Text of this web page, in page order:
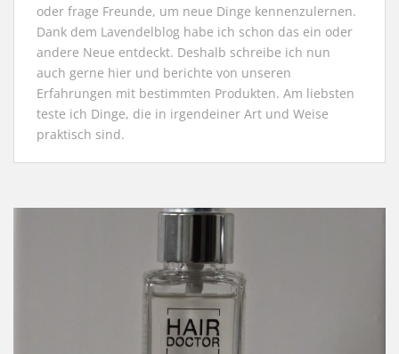
oder frage Freunde, um neue Dinge kennenzulernen.
Dank dem Lavendelblog habe ich schon das ein oder
andere Neue entdeckt. Deshalb schreibe ich nun
auch gerne hier und berichte von unseren
Erfahrungen mit bestimmten Produkten. Am liebsten
teste ich Dinge, die in irgendeiner Art und Weise
praktisch sind.